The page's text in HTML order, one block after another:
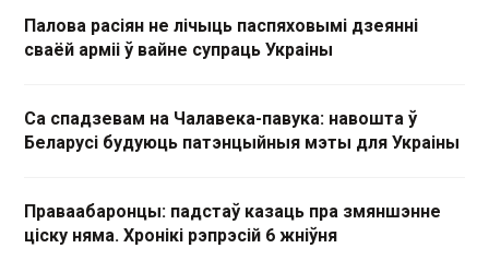
Палова расіян не лічыць паспяховымі дзеянні
сваёй арміі ў вайне супраць Украіны
Са спадзевам на Чалавека-павука: навошта ў
Беларусі будуюць патэнцыйныя мэты для Украіны
Праваабаронцы: падстаў казаць пра змяншэнне
ціску няма. Хронікі рэпрэсій 6 жніўня